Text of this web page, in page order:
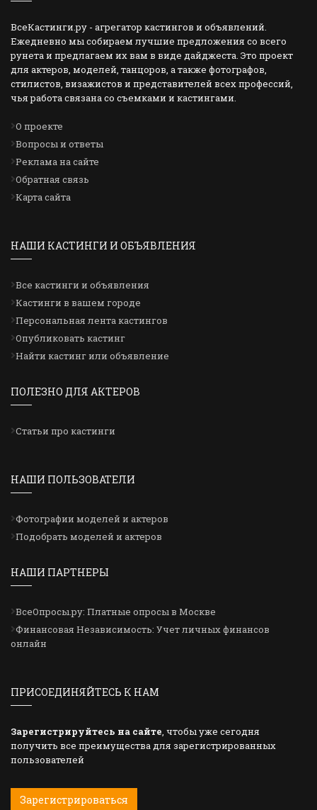
ВсеКастинги.ру - агрегатор кастингов и объявлений.
Ежедневно мы собираем лучшие предложения со всего
рунета и предлагаем их вам в виде дайджеста. Это проект
для актеров, моделей, танцоров, а также фотографов,
стилистов, визажистов и представителей всех профессий,
чья работа связана со съемками и кастингами.
О проекте
Вопросы и ответы
Реклама на сайте
Обратная связь
Карта сайта
НАШИ КАСТИНГИ И ОБЪЯВЛЕНИЯ
Все кастинги и объявления
Кастинги в вашем городе
Персональная лента кастингов
Опубликовать кастинг
Найти кастинг или объявление
ПОЛЕЗНО ДЛЯ АКТЕРОВ
Статьи про кастинги
НАШИ ПОЛЬЗОВАТЕЛИ
Фотографии моделей и актеров
Подобрать моделей и актеров
НАШИ ПАРТНЕРЫ
ВсеОпросы.ру: Платные опросы в Москве
Финансовая Независимость: Учет личных финансов
онлайн
ПРИСОЕДИНЯЙТЕСЬ К НАМ
Зарегистрируйтесь на сайте , чтобы уже сегодня
получить все преимущества для зарегистрированных
пользователей
Зарегистрироваться